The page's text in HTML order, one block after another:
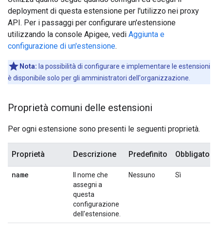
deployment di questa estensione per l'utilizzo nei proxy
API. Per i passaggi per configurare un'estensione
utilizzando la console Apigee, vedi Aggiunta e
configurazione di un'estensione.
Nota: la possibilità di configurare e implementare le estensioni
è disponibile solo per gli amministratori dell'organizzazione.
Proprietà comuni delle estensioni
Per ogni estensione sono presenti le seguenti proprietà.
Proprietà Descrizione Predefinito
name
Il nome che
assegni a
questa
configurazione
dell'estensione.
Nessuno Sì